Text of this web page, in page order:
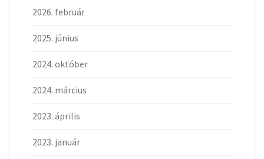
2026. február
2025. június
2024. október
2024. március
2023. április
2023. január